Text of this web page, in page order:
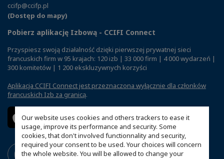
Our website uses cookies and others trackers to ease it
usage, improve its performance and security. Some
cookies, that don't involved functionnality and security,
required your consent to be used. Your choices will concern
the whole website. You will be allowed to change your
ccifp@ccifp.pl
(Dostęp do mapy)
Pobierz aplikację Izbową - CCIFI Connect
Przyspiesz swoją działalność dzięki pierwszej prywatnej sieci
francuskich firm w 95 krajach: 120 izb | 33 000 firm | 4 000 wydarzeń |
300 komitetów | 1 200 ekskluzywnych korzyści
Aplikacja CCIFI Connect jest przeznaczona wyłącznie dla członków
francuskich Izb za granicą.